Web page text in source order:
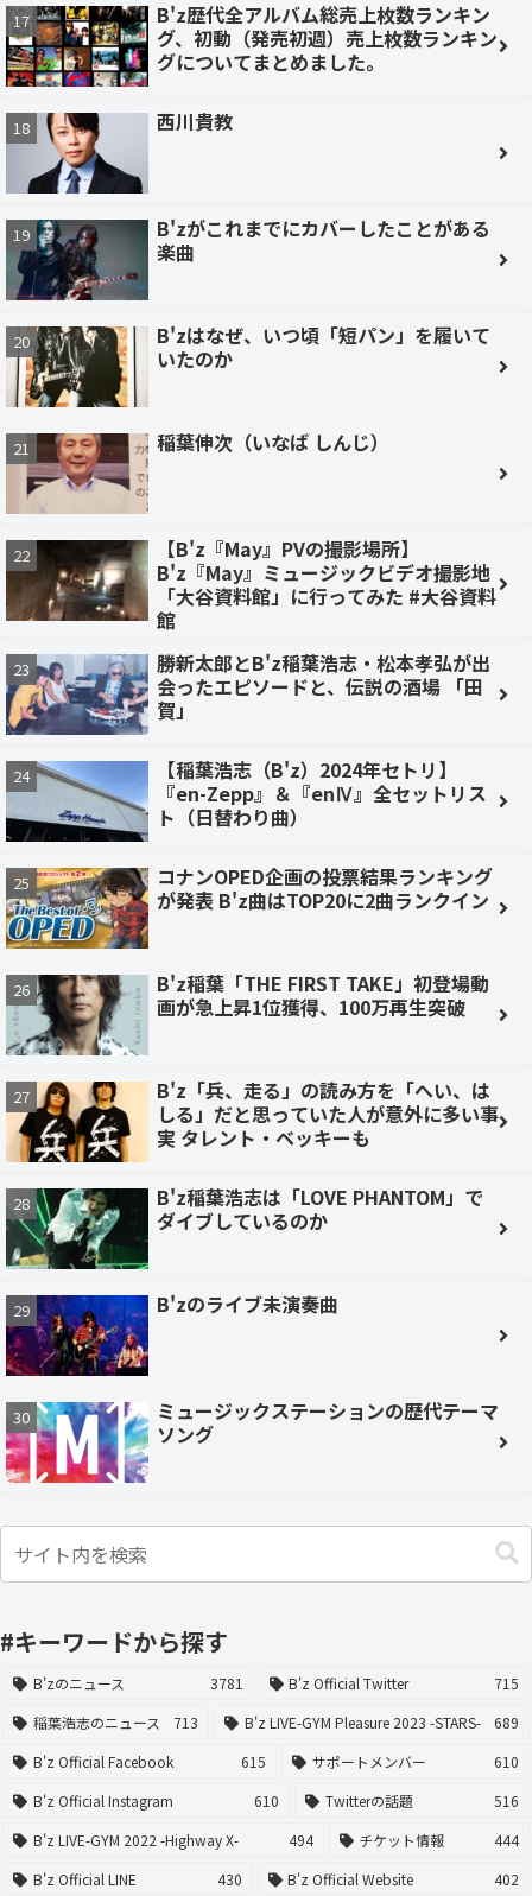
B'z歴代全アルバム総売上枚数ランキン
グ、初動（発売初週）売上枚数ランキン
グについてまとめました。
西川貴教
B'zがこれまでにカバーしたことがある
楽曲
B'zはなぜ、いつ頃「短パン」を履いて
いたのか
稲葉伸次（いなば しんじ）
【B'z『May』PVの撮影場所】
B'z『May』ミュージックビデオ撮影地
「大谷資料館」に行ってみた #大谷資料
館
勝新太郎とB'z稲葉浩志・松本孝弘が出
会ったエピソードと、伝説の酒場 「田
賀」
【稲葉浩志（B'z）2024年セトリ】
『en-Zepp』＆『enⅣ』全セットリス
ト（日替わり曲）
コナンOPED企画の投票結果ランキング
が発表 B'z曲はTOP20に2曲ランクイン
B'z稲葉「THE FIRST TAKE」初登場動
画が急上昇1位獲得、100万再生突破
B'z「兵、走る」の読み方を「へい、は
しる」だと思っていた人が意外に多い事
実 タレント・ベッキーも
B'z稲葉浩志は「LOVE PHANTOM」で
ダイブしているのか
B'zのライブ未演奏曲
ミュージックステーションの歴代テーマ
ソング
#キーワードから探す
B'zのニュース 3781 B'z Official Twitter
715
稲葉浩志のニュース
713 B'z LIVE-GYM Pleasure 2023 -STARS-
689
B'z Official Facebook
615 サポートメンバー
610
B'z Official Instagram
610 Twitterの話題
516
B'z LIVE-GYM 2022 -Highway X-
494 チケット情報
444
B'z Official LINE
430 B'z Official Website
402